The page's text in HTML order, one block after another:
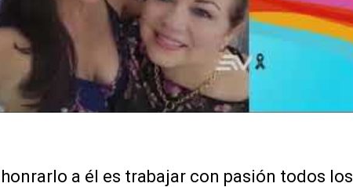
a él es trabajar con pasión todos los